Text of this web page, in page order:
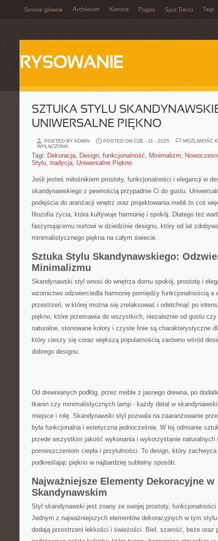
Strona główna Archiwum Korona Pogoń Spis Treści Tagi
RYSOWANIE
SZTUKA STYLU
UNIWERSALNE PIĘKNO
POSTED BY ADMIN POSTED ON CZE - 11 - 2025
MOŻLIWOŚĆ
WYŁĄCZONA
Tagi: Dekoracja, Design, funkcjonalność, Minimalizm,
Stylu, tradycja, Uniwersalne Piękno
Jeśli jesteś miłośnikiem prostoty, funkcjonalności i elegancji⁤ w⁤
skandynawskiego z ⁣pewnością ‍przypadnie Ci‍ do gustu.
podejścia do aranżacji wnętrz oraz projektowania mebli to coś⁤
filozofia życia, która kultywuje harmonię i spokój.⁢ Dlatego też
fascynującemu nurtowi w dziedzinie designu, który od lat
minimalistycznego piękna na całym świecie.
Sztuka ​Stylu Skandynawskiego:
Minimalizmu
Skandynawski styl wnosi⁢ do wnętrza domu spokój, prostotę i
⁤wzornictwo odzwierciedla harmonię pomiędzy funkcjonalnością a
przestrzeń,‍ w której⁤ można się zrelaksować i odetchnąć po‌
‌piękno, które przemawia do wszystkich, niezależnie od gustu
naturalne, stonowane‌ kolory i czyste ‌linie są charakterystyczne
który ‌cieszy się coraz większą popularnością zarówno‌ wśród
⁢dobrego ​designu.
Od drewnianych podłóg, przez meble z jasnego⁢ drewna, po
‍tkanin czy minimalistycznych lamp ​- ⁢każdy ‌detal‌ w
‌miejsce i rolę. Skandynawski styl pozwala na ⁤zaaranżowanie⁢
była ⁤funkcjonalna i estetyczna jednocześnie. W tej odmianie
przede wszystkim jakość wykonania i wykorzystanie​ naturalnych
pomieszczeniom ciepła i przytulności. To⁣ design, który
podkreślając piękno w najbardziej subtelny sposób.
Najważniejsze Elementy Dekoracyjne w
Skandynawskim
Styl skandynawski jest znany ze ⁢swojej prostoty, funkcjonalności
Jednym ‌z ⁤najważniejszych ⁢elementów ‍dekoracyjnych‌ w tym
dodają przestrzeni lekkości ‌i świeżości. Biel, szarość, beże⁤ oraz